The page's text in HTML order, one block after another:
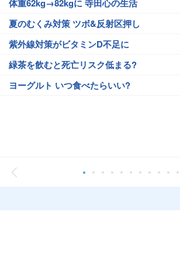
体重62kg→82kgに 寺田心の生活
夏のむくみ対策 ツボ&反射区押し
紫外線対策がビタミンD不足に
緑茶を飲むと死亡リスク低まる?
ヨーグルト いつ食べたらいい?